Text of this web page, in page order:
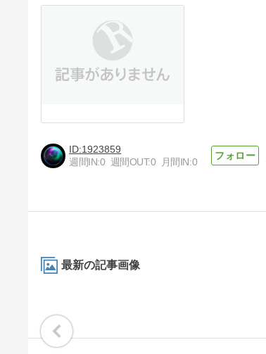
1923859
週間IN:0 週間OUT:0 月間IN:0
最新の記事画像